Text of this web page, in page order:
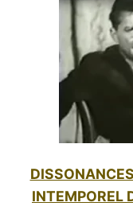
INTEMPOREL